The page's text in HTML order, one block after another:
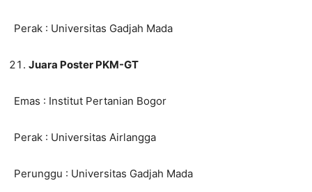
Perak : Universitas Gadjah Mada
Juara Poster PKM-GT
Emas : Institut Pertanian Bogor
Perak : Universitas Airlangga
Perunggu : Universitas Gadjah Mada